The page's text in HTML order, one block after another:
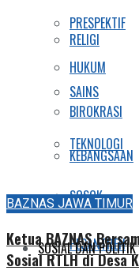
PRESPEKTIF
HUKUM
BIROKRASI
KEBANGSAAN
KOMUNIKASI
PESANTREN
RELIGI
SAINS
TEKNOLOGI
SOSOK
SOSIAL DAN POLITIK
BAZNAS JAWA TIMUR
Ketua BAZNAS
Sosial RTLH di Desa